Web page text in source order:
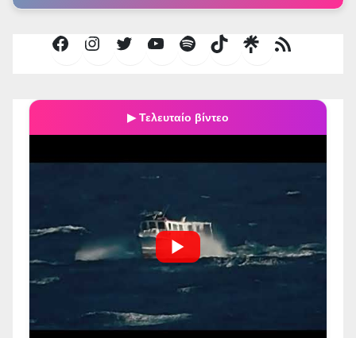
FacebookInstagramTwitterYouTubeSpotifyTikTok
Τροφοδοσία
▶ Τελευταίο βίντεο